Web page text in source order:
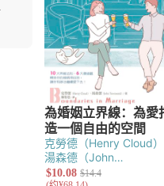
主题研究
华人教会史
现当代
通史
宗教改革
中世纪
基督徒生活
见证
社会责任
关系与家庭
工作
克勞德（Henry Cloud）
湯森德（John
Townsend）